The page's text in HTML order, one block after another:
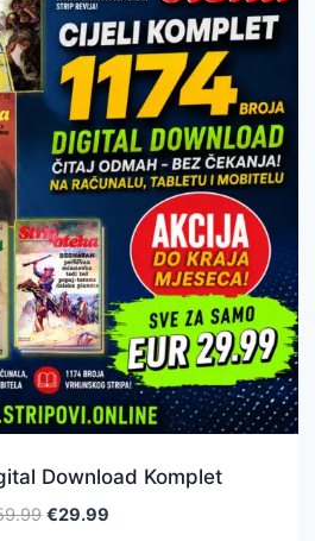
Download Komplet
€29.99